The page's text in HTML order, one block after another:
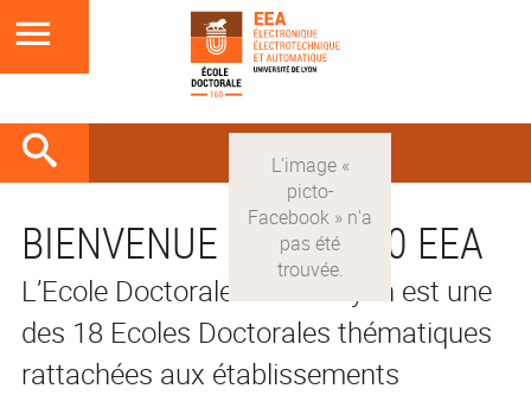
BIENVENUE À L'ED 160 EEA
L’Ecole Doctorale EEA de Lyon est une
des 18 Ecoles Doctorales thématiques
rattachées aux établissements